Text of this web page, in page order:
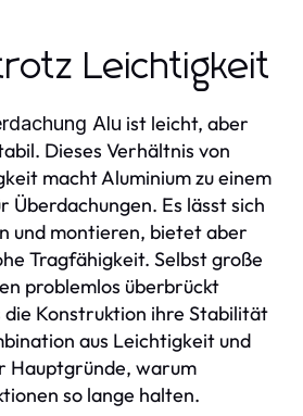
Leichtigkeit
Alu ist leicht, aber
Dieses Verhältnis von
macht Aluminium zu einem
Überdachungen. Es lässt sich
und montieren, bietet aber
Tragfähigkeit. Selbst große
problemlos überbrückt
die Konstruktion ihre Stabilität
aus Leichtigkeit und
Hauptgründe, warum
so lange halten.